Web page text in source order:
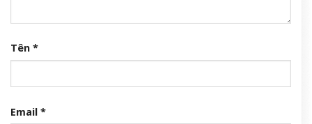
Tên *
Email *